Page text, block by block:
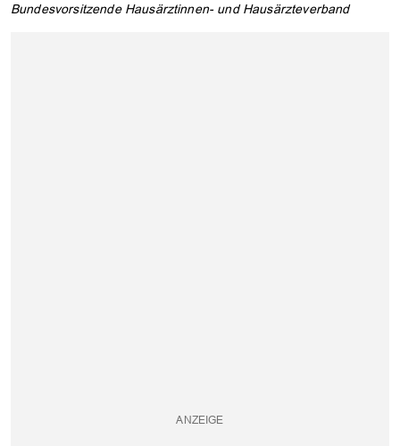
Bundesvorsitzende Hausärztinnen- und Hausärzteverband